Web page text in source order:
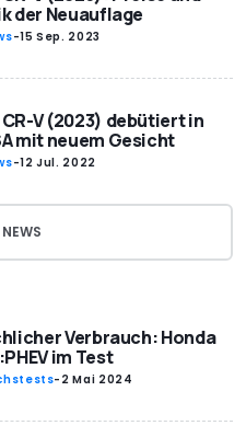
der Neuauflage
-15 Sep. 2023
V (2023) debütiert in
mit neuem Gesicht
-12 Jul. 2022
Verbrauch: Honda
im Test
- 2 Mai 2024